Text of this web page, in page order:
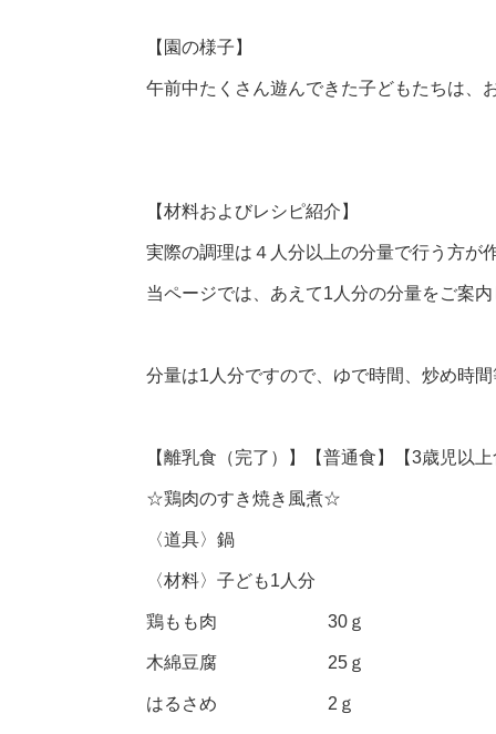
【園の様子】
午前中たくさん遊んできた子どもたちは、
【材料およびレシピ紹介】
実際の調理は４人分以上の分量で行う方が
当ページでは、あえて1人分の分量をご案内
分量は1人分ですので、ゆで時間、炒め時
【離乳食（完了）】【普通食】【3歳児以上
☆鶏肉のすき焼き風煮☆
〈道具〉鍋
〈材料〉子ども1人分
鶏もも肉 30ｇ
木綿豆腐 25ｇ
はるさめ 2ｇ